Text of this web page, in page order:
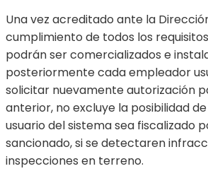
Una vez acreditado ante la
cumplimiento de todos los
podrán ser comercializados e
posteriormente cada empleador
solicitar nuevamente autorización
anterior, no excluye la posibilidad
usuario del sistema sea fiscalizado
sancionado, si se detectaren
inspecciones en terreno.